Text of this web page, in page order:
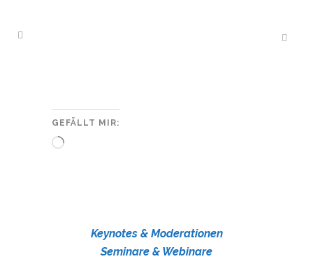
GEFÄLLT MIR:
Wird
Keynotes & Moderationen
Seminare & Webinare